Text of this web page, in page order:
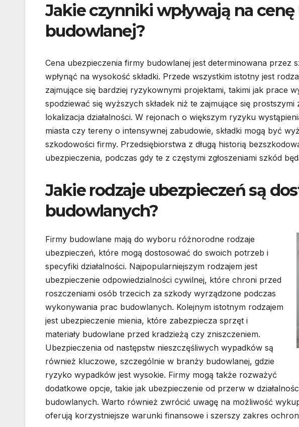
Jakie czynniki wpływają na
budowlanej?
Cena ubezpieczenia firmy budowlanej jest determinowana przez
wpłynąć na wysokość składki. Przede wszystkim istotny jest
zajmujące się bardziej ryzykownymi projektami, takimi jak prace
spodziewać się wyższych składek niż te zajmujące się
lokalizacja działalności. W rejonach o większym ryzyku
miasta czy tereny o intensywnej zabudowie, składki mogą być
szkodowości firmy. Przedsiębiorstwa z długą historią
ubezpieczenia, podczas gdy te z częstymi zgłoszeniami szkód
Jakie rodzaje ubezpieczeń są
budowlanych?
Firmy budowlane mają do wyboru różnorodne rodzaje
ubezpieczeń, które mogą dostosować do swoich potrzeb i
specyfiki działalności. Najpopularniejszym rodzajem jest
ubezpieczenie odpowiedzialności cywilnej, które chroni przed
roszczeniami osób trzecich za szkody wyrządzone podczas
wykonywania prac budowlanych. Kolejnym istotnym rodzajem
jest ubezpieczenie mienia, które zabezpiecza sprzęt i
materiały budowlane przed kradzieżą czy zniszczeniem.
Ubezpieczenia od następstw nieszczęśliwych wypadków są
również kluczowe, szczególnie w branży budowlanej, gdzie
ryzyko wypadków jest wysokie. Firmy mogą także rozważyć
dodatkowe opcje, takie jak ubezpieczenie od przerw w
budowlanych. Warto również zwrócić uwagę na możliwość
oferują korzystniejsze warunki finansowe i szerszy zakres